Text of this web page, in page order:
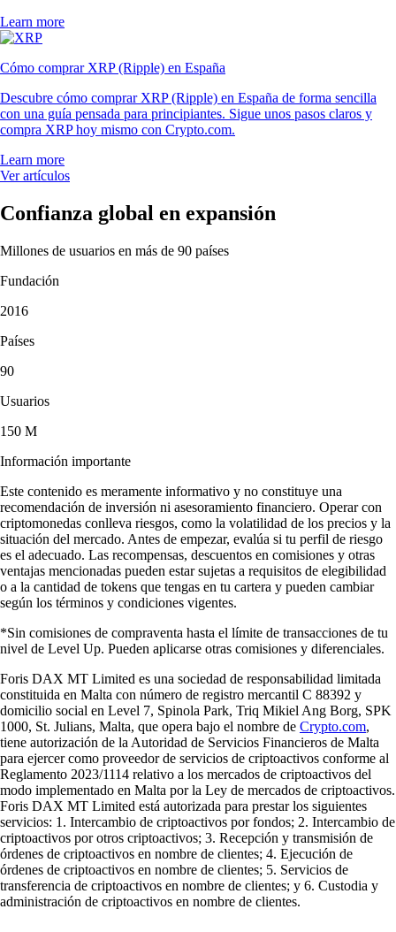
Learn more
Cómo comprar XRP (Ripple) en España
Descubre cómo comprar XRP (Ripple) en España de forma sencilla
con una guía pensada para principiantes. Sigue unos pasos claros y
compra XRP hoy mismo con Crypto.com.
Learn more
Ver artículos
Confianza global en expansión
Millones de usuarios en más de 90 países
Fundación
2016
Países
90
Usuarios
150 M
Información importante
Este contenido es meramente informativo y no constituye una
recomendación de inversión ni asesoramiento financiero. Operar con
criptomonedas conlleva riesgos, como la volatilidad de los precios y la
situación del mercado. Antes de empezar, evalúa si tu perfil de riesgo
es el adecuado. Las recompensas, descuentos en comisiones y otras
ventajas mencionadas pueden estar sujetas a requisitos de elegibilidad
o a la cantidad de tokens que tengas en tu cartera y pueden cambiar
según los términos y condiciones vigentes.
*Sin comisiones de compraventa hasta el límite de transacciones de tu
nivel de Level Up. Pueden aplicarse otras comisiones y diferenciales.
Foris DAX MT Limited es una sociedad de responsabilidad limitada
constituida en Malta con número de registro mercantil C 88392 y
domicilio social en Level 7, Spinola Park, Triq Mikiel Ang Borg, SPK
1000, St. Julians, Malta, que opera bajo el nombre de Crypto.com,
tiene autorización de la Autoridad de Servicios Financieros de Malta
para ejercer como proveedor de servicios de criptoactivos conforme al
Reglamento 2023/1114 relativo a los mercados de criptoactivos del
modo implementado en Malta por la Ley de mercados de criptoactivos.
Foris DAX MT Limited está autorizada para prestar los siguientes
servicios: 1. Intercambio de criptoactivos por fondos; 2. Intercambio de
criptoactivos por otros criptoactivos; 3. Recepción y transmisión de
órdenes de criptoactivos en nombre de clientes; 4. Ejecución de
órdenes de criptoactivos en nombre de clientes; 5. Servicios de
transferencia de criptoactivos en nombre de clientes; y 6. Custodia y
administración de criptoactivos en nombre de clientes.